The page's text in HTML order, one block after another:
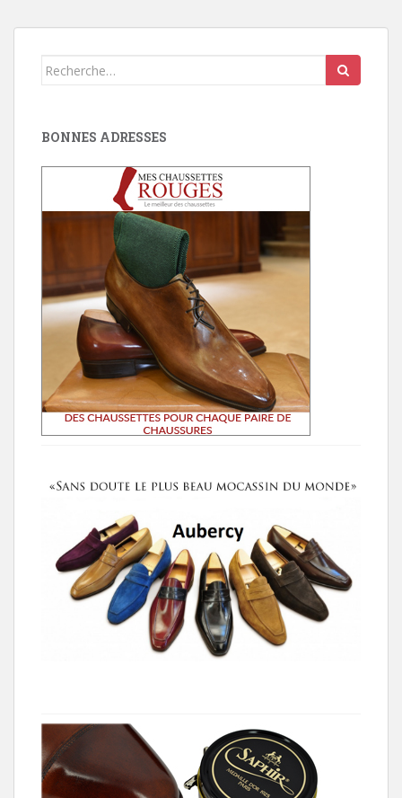
Search
BONNES ADRESSES